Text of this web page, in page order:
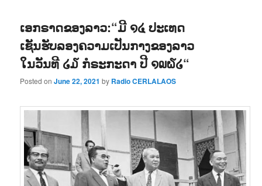
ເອກຣາດຂອງລາວ:“ມີ ໑໔ ປະເທດ
ເຊັນຮັບລອງຄວາມເປັນກາງຂອງລາວ
ໃນວັນທີ ໒໓ ກໍຣະກະດາ ປີ ໑໙໖໒“
Posted onJune 22, 2021 by Radio CERLALAOS